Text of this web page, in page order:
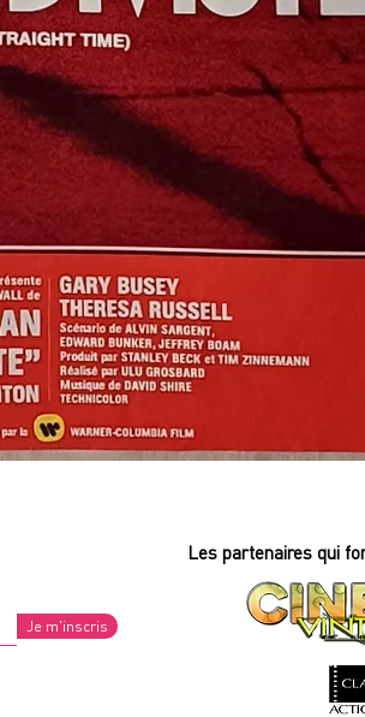
Je m'inscris
Les partenaires qui